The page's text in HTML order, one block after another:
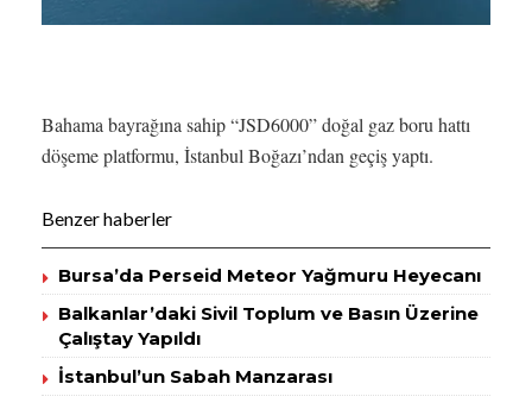
Bahama bayrağına sahip “JSD6000” doğal gaz boru hattı
döşeme platformu, İstanbul Boğazı’ndan geçiş yaptı.
Benzer haberler
Bursa’da Perseid Meteor Yağmuru Heyecanı
Balkanlar’daki Sivil Toplum ve Basın Üzerine
Çalıştay Yapıldı
İstanbul’un Sabah Manzarası